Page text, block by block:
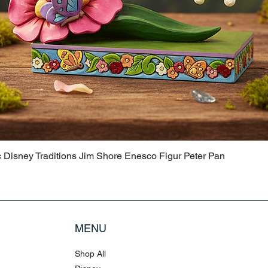
Traditions Jim Shore Enesco Figur Peter Pan
MENU
Shop All